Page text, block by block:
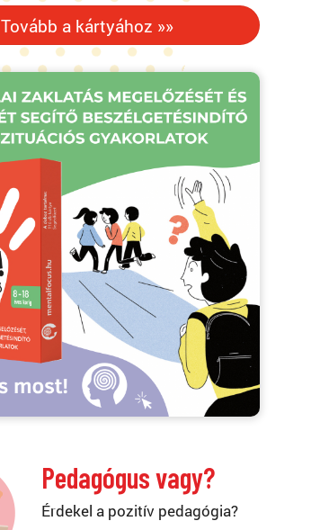
Tovább a kártyához »»
Pedagógus vagy?
Érdekel a pozitív pedagógia?